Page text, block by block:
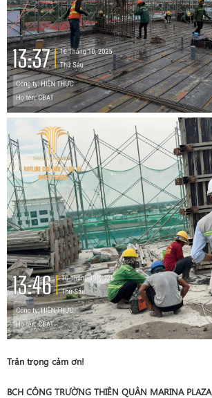
Trân trọng cảm ơn!
BCH CÔNG TRƯỜNG THIÊN QUÂN MARINA PLAZA